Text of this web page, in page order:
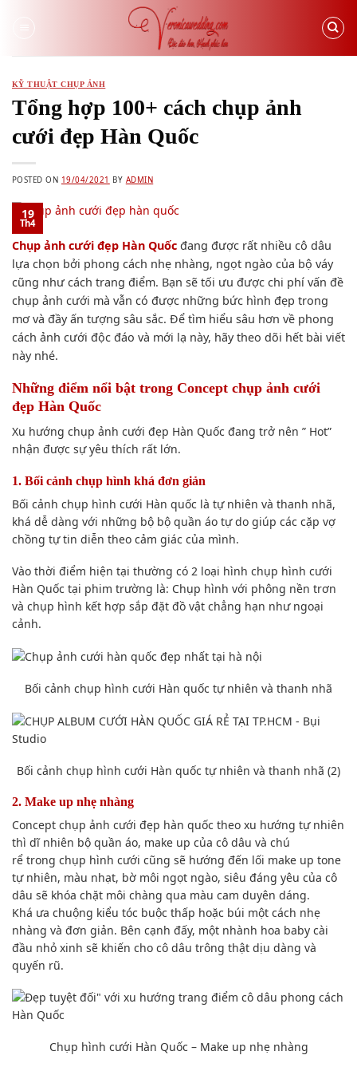
KỸ THUẬT CHỤP ẢNH
Tổng hợp 100+ cách chụp ảnh
cưới đẹp Hàn Quốc
POSTED ON 19/04/2021 BY ADMIN
19
Th4
Chụp ảnh cưới đẹp Hàn Quốc đang được rất nhiều cô dâu
lựa chọn bởi phong cách nhẹ nhàng, ngọt ngào của bộ váy
cũng như cách trang điểm. Bạn sẽ tối ưu được chi phí vấn đề
chụp ảnh cưới mà vẫn có được những bức hình đẹp trong
mơ và đầy ấn tượng sâu sắc. Để tìm hiểu sâu hơn về phong
cách ảnh cưới độc đáo và mới lạ này, hãy theo dõi hết bài viết
này nhé.
Những điểm nổi bật trong Concept chụp ảnh cưới
đẹp Hàn Quốc
Xu hướng chụp ảnh cưới đẹp Hàn Quốc đang trở nên ” Hot”
nhận được sựyêu thích rất lớn.
1. Bối cảnh chụp hình khá đơn giản
Bối cảnh chụp hình cưới Hàn quốc là tự nhiên và thanh nhã,
khá dễ dàng với những bộ bộ quần áo tự do giúp các cặp vợ
chồng tự tin diễn theo cảm giác của mình.
Vào thời điểm hiện tại thường có 2 loại hình chụp hình cưới
Hàn Quốc tại phim trường là: Chụp hình với phông nền trơn
và chụp hình kết hợp sắp đặt đồ vật chẳng hạn nhưngoại
cảnh.
Bối cảnh chụp hình cưới Hàn quốc tự nhiên và thanh nhã
Bối cảnh chụp hình cưới Hàn quốc tự nhiên và thanh nhã (2)
2. Make up nhẹ nhàng
Concept chụp ảnh cưới đẹp hàn quốc theo xu hướng tự nhiên
thì dĩ nhiên bộ quần áo, make up của cô dâu và chú
rể trong chụp hình cưới cũng sẽ hướng đến lối make up tone
tự nhiên, màu nhạt, bờ môi ngọt ngào, siêu đáng yêu của cô
dâu sẽ khóa chặt môi chàng qua màu cam duyên dáng.
Khá ưa chuộng kiểu tóc buộc thấp hoặc búi một cách nhẹ
nhàng và đơn giản. Bên cạnh đấy, một nhành hoa baby cài
đầu nhỏ xinh sẽ khiến cho cô dâu trông thật dịu dàng và
quyến rũ.
Chụp hình cưới Hàn Quốc – Make up nhẹ nhàng